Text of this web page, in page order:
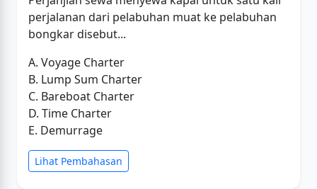
perjalanan dari pelabuhan muat ke pelabuhan
bongkar disebut...
A. Voyage Charter
B. Lump Sum Charter
C. Bareboat Charter
D. Time Charter
E. Demurrage
Lihat Pembahasan